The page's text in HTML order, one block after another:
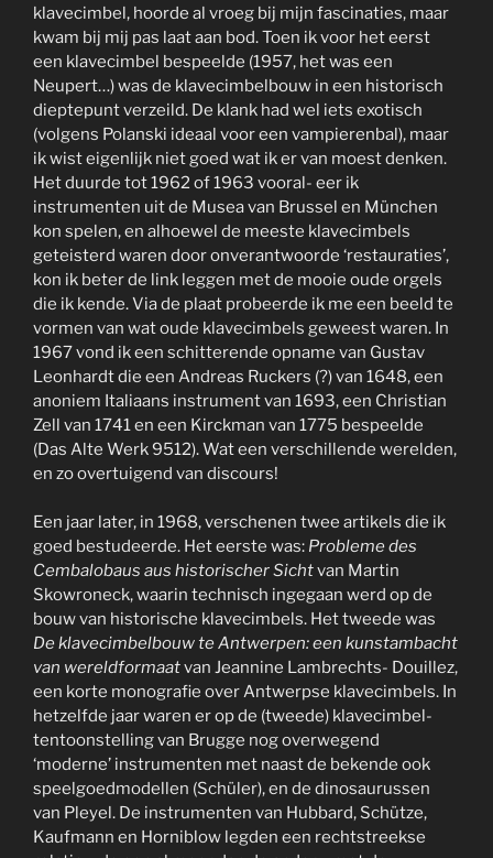
klavecimbel, hoorde al vroeg bij mijn fascinaties, maar
kwam bij mij pas laat aan bod. Toen ik voor het eerst
een klavecimbel bespeelde (1957, het was een
Neupert…) was de klavecimbelbouw in een historisch
dieptepunt verzeild. De klank had wel iets exotisch
(volgens Polanski ideaal voor een vampierenbal), maar
ik wist eigenlijk niet goed wat ik er van moest denken.
Het duurde tot 1962 of 1963 vooral- eer ik
instrumenten uit de Musea van Brussel en München
kon spelen, en alhoewel de meeste klavecimbels
geteisterd waren door onverantwoorde ‘restauraties’,
kon ik beter de link leggen met de mooie oude orgels
die ik kende. Via de plaat probeerde ik me een beeld te
vormen van wat oude klavecimbels geweest waren. In
1967 vond ik een schitterende opname van Gustav
Leonhardt die een Andreas Ruckers (?) van 1648, een
anoniem Italiaans instrument van 1693, een Christian
Zell van 1741 en een Kirckman van 1775 bespeelde
(Das Alte Werk 9512). Wat een verschillende werelden,
en zo overtuigend van discours!
Een jaar later, in 1968, verschenen twee artikels die ik
goed bestudeerde. Het eerste was: Probleme des
Cembalobaus aus historischer Sichtvan Martin
Skowroneck, waarin technisch ingegaan werd op de
bouw van historische klavecimbels. Het tweede was
De klavecimbelbouw te Antwerpen: een kunstambacht
van wereldformaatvan Jeannine Lambrechts- Douillez,
een korte monografie over Antwerpse klavecimbels. In
hetzelfde jaar waren er op de (tweede) klavecimbel-
tentoonstelling van Brugge nog overwegend
‘moderne’ instrumenten met naast de bekende ook
speelgoedmodellen (Schüler), en de dinosaurussen
van Pleyel. De instrumenten van Hubbard, Schütze,
Kaufmann en Horniblow legden een rechtstreekse